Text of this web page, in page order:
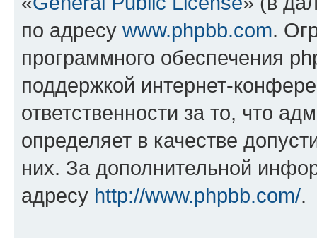
по адресу www.phpbb.com.
программного обеспечения
поддержкой интернет-
ответственности за то, что
определяет в качестве
них. За дополнительной
адресу http://www.phpbb.com/.